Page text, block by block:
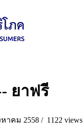
ยาฟรี
หาคม 2558 / 1122 views